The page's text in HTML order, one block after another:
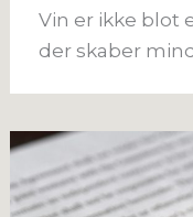
Vin er ikke blot
der skaber